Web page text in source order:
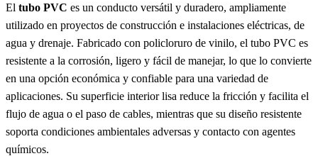
El tubo PVC es un conducto versátil y duradero, ampliamente
utilizado en proyectos de construcción e instalaciones eléctricas, de
agua y drenaje. Fabricado con policloruro de vinilo, el tubo PVC es
resistente a la corrosión, ligero y fácil de manejar, lo que lo convierte
en una opción económica y confiable para una variedad de
aplicaciones. Su superficie interior lisa reduce la fricción y facilita el
flujo de agua o el paso de cables, mientras que su diseño resistente
soporta condiciones ambientales adversas y contacto con agentes
químicos.